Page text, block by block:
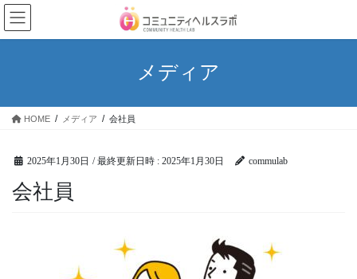
コ
ン
テ
ス
ナ
ビ
ゲ
ン
メディア
HOME メディア 会社員
2025年1月30日 / 最終更新日時 : 2025年1月30日 commulab
会社員